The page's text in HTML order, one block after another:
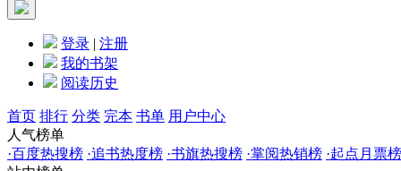
登录 | 注册
我的书架
阅读历史
首页 排行 分类 完本 书单 用户中心
人气榜单
·百度热搜榜 ·追书热度榜 ·书旗热搜榜 ·掌阅热销榜 ·起点月票榜